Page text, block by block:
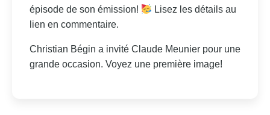
épisode de son émission!
Lisez les détails au
lien en commentaire.
Christian Bégin a invité Claude Meunier pour une
grande occasion. Voyez une première image!